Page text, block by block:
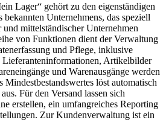
Lager“ gehört zu den eigenständigen
Unternehmens, das speziell
mittelständischer Unternehmen
von Funktionen dient der Verwaltung
und Pflege, inklusive
Lieferanteninformationen, Artikelbilder
und Warenausgänge werden
Mindestbestandswertes löst automatisch
Für den Versand lassen sich
erstellen, ein umfangreiches Reporting
Zur Kundenverwaltung ist ein